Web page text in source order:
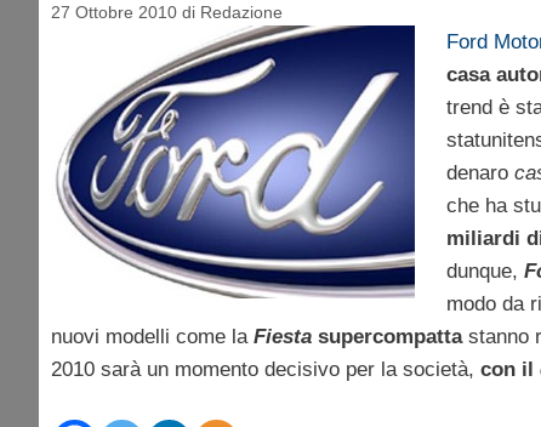
27 Ottobre 2010 di Redazione
Ford
casa
trend è
denaro
che ha
miliardi
dunque,
modo da
nuovi modelli come la Fiesta supercompattastanno
2010 sarà un momento decisivo per la società, con il